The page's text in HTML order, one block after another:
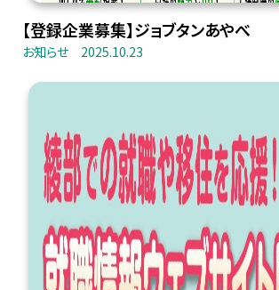
【登録企業募集】ジョブタンあやべ
お知らせ 2025.10.23